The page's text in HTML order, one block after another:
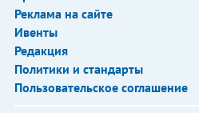
Реклама на сайте
Ивенты
Редакция
Политики и стандарты
Пользовательское соглашение